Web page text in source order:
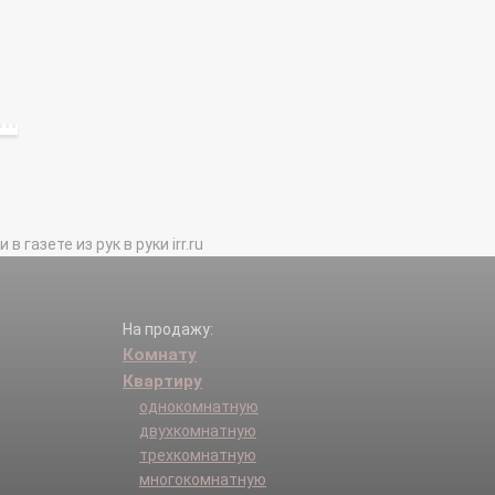
газете из рук в руки irr.ru
На продажу:
Комнату
Квартиру
однокомнатную
двухкомнатную
трехкомнатную
многокомнатную